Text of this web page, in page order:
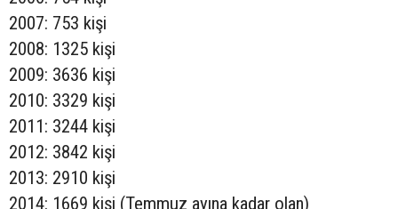
2007: 753 kişi
2008: 1325 kişi
2009: 3636 kişi
2010: 3329 kişi
2011: 3244 kişi
2012: 3842 kişi
2013: 2910 kişi
2014: 1669 kişi (Temmuz ayına kadar olan)